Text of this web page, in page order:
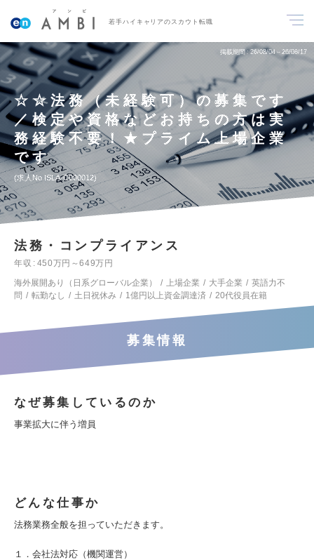
若手ハイキャリアのスカウト転職
掲載期間 26/08/04～26/08/17
☆☆法務（未経験可）の募集です
／検定や資格などお持ちの方は実
務経験不要！★プライム上場企業
です
求人No.ISLA-C000012
法務・コンプライアンス
年収
450万円～649万円
海外展開あり（日系グローバル企業）
上場企業 大手企業
英語力不
問
転勤なし 土日祝休み 1億円以上資金調達済 20代役員在籍
募集情報
なぜ募集しているのか
事業拡大に伴う増員
どんな仕事か
法務業務全般を担っていただきます。
１．会社法対応（機関運営）